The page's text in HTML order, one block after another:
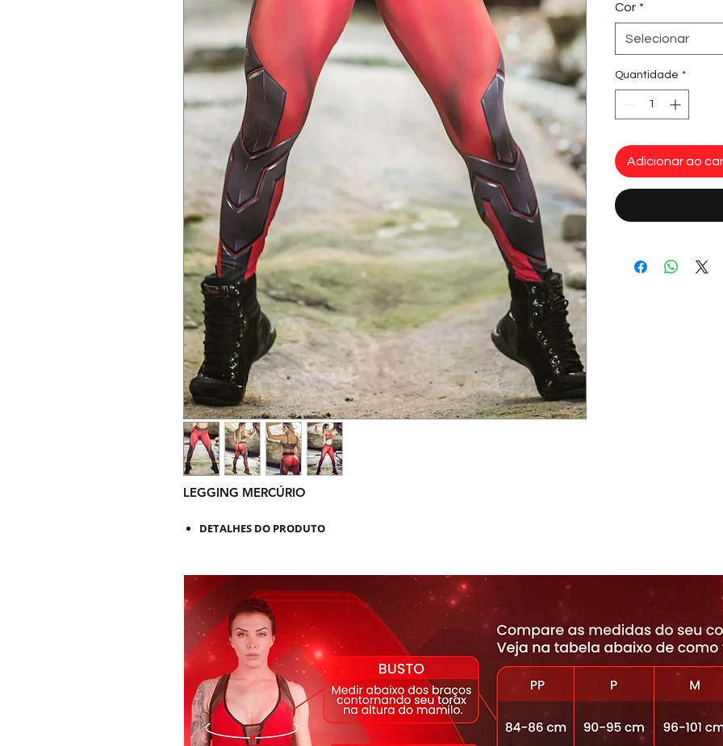
LEGGING MERCÚRIO
DETALHES DO PRODUTO
em tecido tecnológico e antibactericida tecido Beach Print® com proteção UV e que
não retém suor. Uma Legging bonita e indispensável pra você arrasar na prática de
qualquer atividade física: musculação, dança, aeróbicos etc.
Produto de alta qualidade Dynamite:
Com estampa 100% ORIGINAL e EXCLUSIVA,
que não desbota nem solta tinta!
Tecidos:Sensuality
Composição:85% Poliester 15% Elastano
Cor *
Selecionar
Quantidade *
Adicionar ao